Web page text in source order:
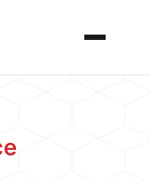
Menü